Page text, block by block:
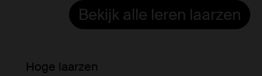
Bekijk alle leren laarzen
Hoge laarzen